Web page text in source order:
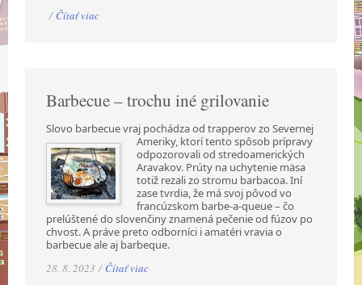
/ Čítať viac
Barbecue – trochu iné grilovanie
Slovo barbecue vraj pochádza od trapperov zo Severnej
Ameriky, ktorí tento spôsob prípravy
odpozorovali od stredoamerických
Aravakov. Prúty na uchytenie mäsa
totiž rezali zo stromu barbacoa. Iní
zase tvrdia, že má svoj pôvod vo
francúzskom barbe-a-queue – čo
prelúštené do slovenčiny znamená pečenie od fúzov po
chvost. A práve preto odborníci i amatéri vravia o
barbecue ale aj barbeque.
28. 8. 2023 / Čítať viac